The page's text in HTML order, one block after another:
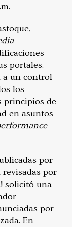
portales.
a un control
los
principios de
en asuntos
por
por
solicitó una
por
En